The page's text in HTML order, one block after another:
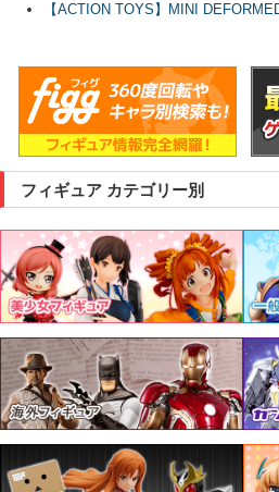
【ACTION TOYS】MINI
フィギュア カテゴリー別